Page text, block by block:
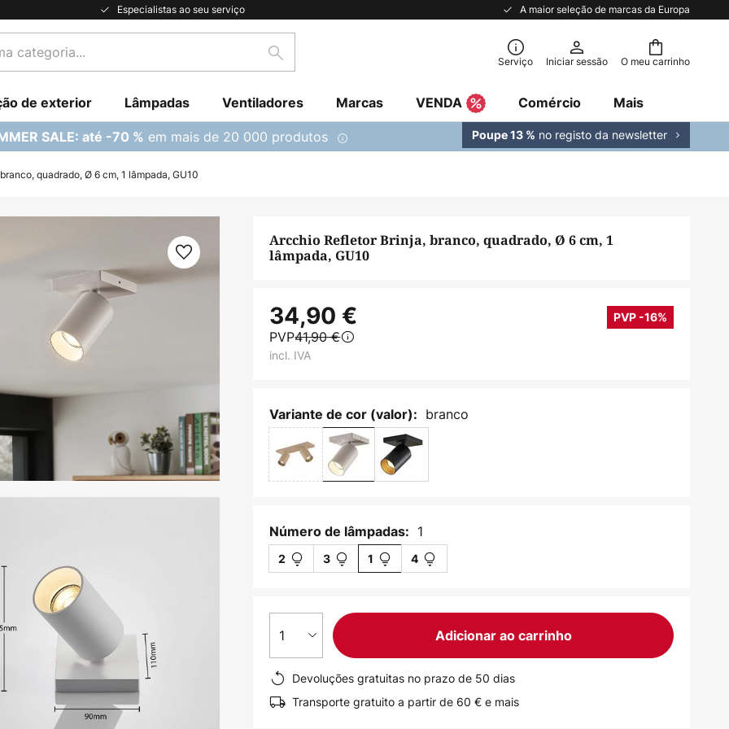
Especialistas ao seu serviço A maior seleção de marcas da Europa
O meu carrinho
Pesquisar Serviço Iniciar sessão
de exterior Lâmpadas Ventiladores Marcas VENDA Comércio Mais
SALE: até -70 % em mais de 20 000 produtos Poupe 13 % no registo da newsletter
quadrado, Ø 6 cm, 1 lâmpada, GU10
Arcchio Refletor Brinja, branco, quadrado, Ø 6 cm, 1
lâmpada, GU10
34,90 € PVP -16%
PVP41,90 €
incl. IVA
Variante de cor (valor): branco
Número de lâmpadas: 1
2 3 1 4
1 Adicionar ao carrinho
Devoluções gratuitas no prazo de 50 dias
Transporte gratuito a partir de 60 € e mais